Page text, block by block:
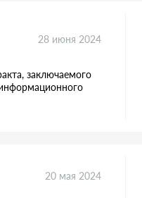
28 июня 2024
заключаемого
20 мая 2024